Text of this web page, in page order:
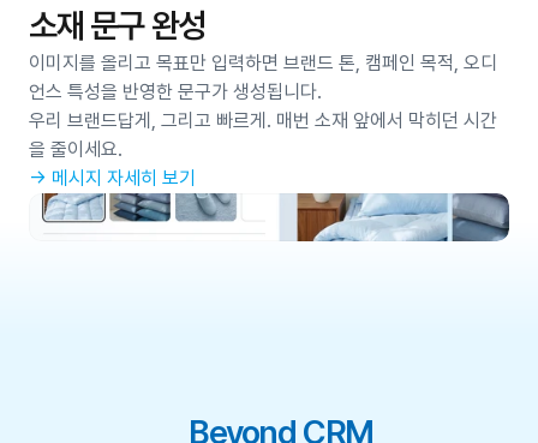
소재 문구 완성
이미지를 올리고 목표만 입력하면 브랜드 톤, 캠페인 목적, 오디
언스 특성을 반영한 문구가 생성됩니다.
우리 브랜드답게, 그리고 빠르게. 매번 소재 앞에서 막히던 시간
을 줄이세요.
→ 메시지 자세히 보기
Beyond CRM